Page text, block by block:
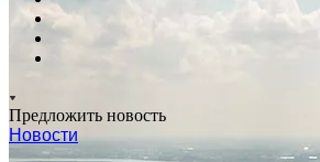
Предложить новость
Новости